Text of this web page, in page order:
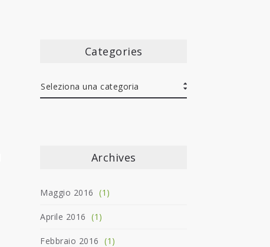
Categories
Archives
Maggio 2016 (1)
Aprile 2016 (1)
Febbraio 2016 (1)